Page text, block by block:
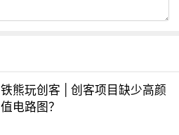
铁熊玩创客 | 创客项目缺少高颜
值电路图？